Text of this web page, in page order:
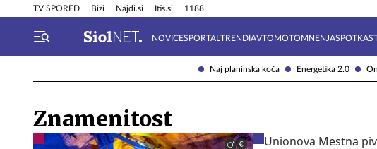
Naj planinska koča Energetika 2.0
TV SPORED Bizi Najdi.si Itis.si 1188
NOVICESPORTAL TRENDIAVTOMOTOMNENJA
Info in obvestila Tehnik
Znamenitost